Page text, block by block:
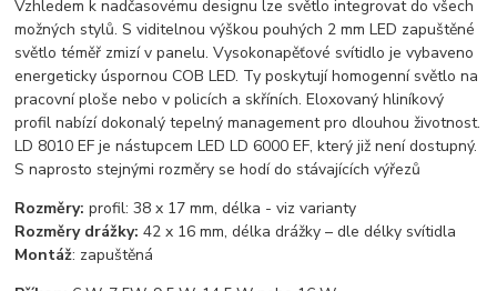
Vzhledem k nadčasovému designu lze světlo integrovat do všech
možných stylů. S viditelnou výškou pouhých 2 mm LED zapuštěné
světlo téměř zmizí v panelu. Vysokonapěťové svítidlo je vybaveno
energeticky úspornou COB LED. Ty poskytují homogenní světlo na
pracovní ploše nebo v policích a skříních. Eloxovaný hliníkový
profil nabízí dokonalý tepelný management pro dlouhou životnost.
LD 8010 EF je nástupcem LED LD 6000 EF, který již není dostupný.
S naprosto stejnými rozměry se hodí do stávajících výřezů
Rozměry: profil: 38 x 17 mm, délka - viz varianty
Rozměry drážky:42 x 16 mm, délka drážky – dle délky svítidla
Montáž: zapuštěná